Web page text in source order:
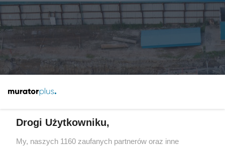
Drogi Użytkowniku,
My, naszych 1160 zaufanych partnerów oraz inne